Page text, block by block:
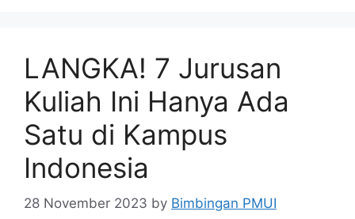
LANGKA! 7 Jurusan
Kuliah Ini Hanya Ada
Satu di Kampus
Indonesia
28 November 2023 by Bimbingan PMUI